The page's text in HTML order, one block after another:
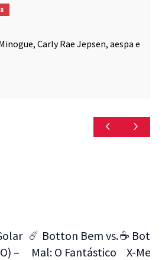
Carly Rae Jepsen, aespa e
–
☄️ Botton Bem vs.
Mal: O Fantástico
☕
X-Men